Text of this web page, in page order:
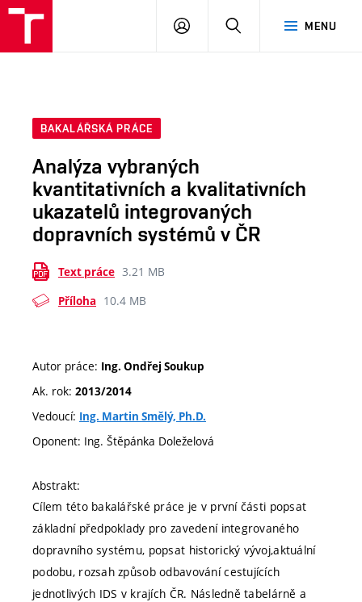
MENU
PŘIHLÁSIT
BAKALÁŘSKÁ PRÁCE
Analýza vybraných
kvantitativních a kvalitativních
ukazatelů integrovaných
dopravních systémů v ČR
Text práce 3.21 MB
Příloha 10.4 MB
Autor práce: Ing. Ondřej Soukup
Ak. rok: 2013/2014
Vedoucí: Ing. Martin Smělý, Ph.D.
Oponent: Ing. Štěpánka Doleželová
Abstrakt:
Cílem této bakalářské práce je v první části popsat
základní předpoklady pro zavedení integrovaného
dopravního systému, popsat historický vývoj,aktuální
podobu, rozsah způsob odbavování cestujících
jednotlivých IDS v krajích ČR. Následně tabelárně a